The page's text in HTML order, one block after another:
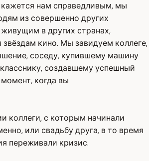
кажется нам справедливым, мы
из совершенно других
в других странах,
кино. Мы завидуем коллеге,
соседу, купившему машину
создавшему успешный
когда вы
коллеги, с которым начинали
или свадьбу друга, в то время
переживали кризис.